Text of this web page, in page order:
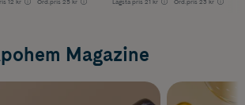
Magazine